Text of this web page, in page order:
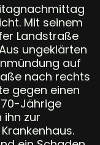
Mit seinem
Landstraße
ungeklärten
auf
nach rechts
gegen einen
Jährige
zur